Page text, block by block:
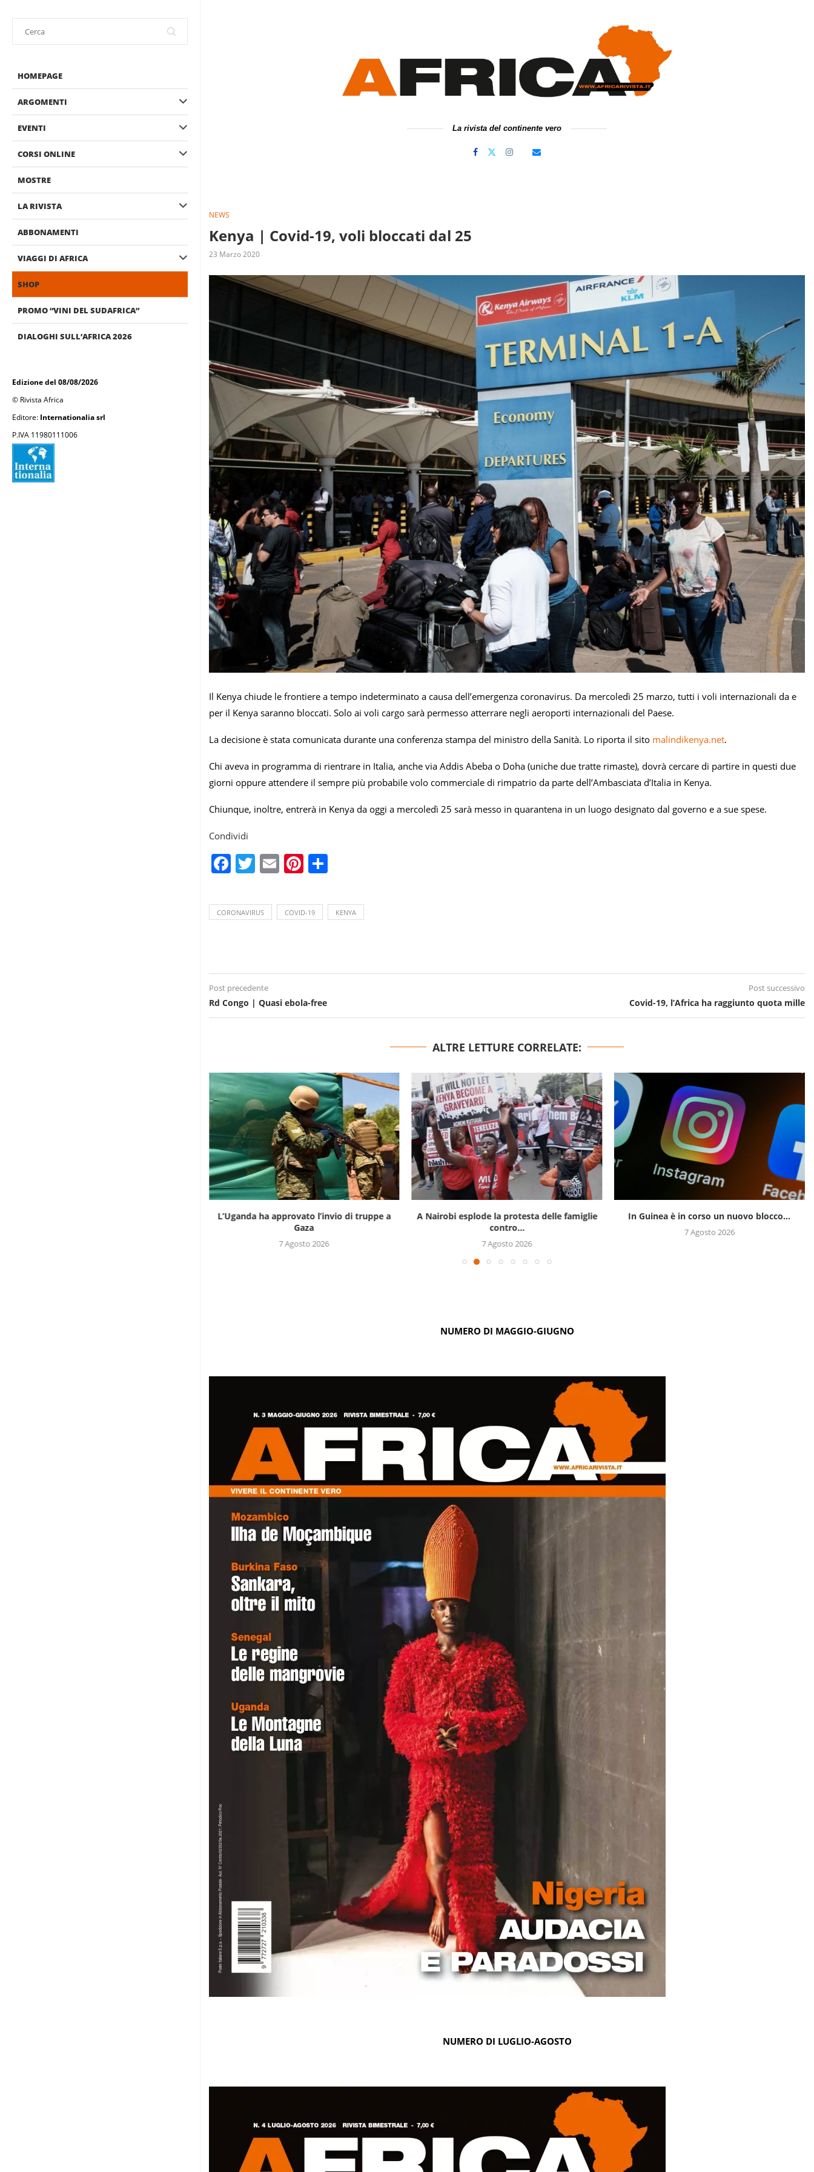
HOMEPAGE
ARGOMENTI
EVENTI
CORSI ONLINE
MOSTRE
LA RIVISTA
ABBONAMENTI
VIAGGI DI AFRICA
SHOP
PROMO “VINI DEL SUDAFRICA”
DIALOGHI SULL’AFRICA 2026
Edizione del 08/08/2026
© Rivista Africa
Editore: Internationalia srl
P.IVA 11980111006
La rivista del continente vero
NEWS
Kenya | Covid-19, voli bloccati dal 25
23 Marzo 2020
Il Kenya chiude le frontiere a tempo indeterminato a causa dell’emergenza coronavirus. Da mercoledì 25 marzo, tutti i voli internazionali da e
per il Kenya saranno bloccati. Solo ai voli cargo sarà permesso atterrare negli aeroporti internazionali del Paese.
La decisione è stata comunicata durante una conferenza stampa del ministro della Sanità. Lo riporta il sito malindikenya.net.
Chi aveva in programma di rientrare in Italia, anche via Addis Abeba o Doha (uniche due tratte rimaste), dovrà cercare di partire in questi due
giorni oppure attendere il sempre più probabile volo commerciale di rimpatrio da parte dell’Ambasciata d’Italia in Kenya.
Chiunque, inoltre, entrerà in Kenya da oggi a mercoledì 25 sarà messo in quarantena in un luogo designato dal governo e a sue spese.
Condividi
Facebook
Twitter
EmailPinterest
CORONAVIRUS COVID-19 KENYA
Post precedente
Rd Congo | Quasi ebola-free
Post successivo
Covid-19, l’Africa ha raggiunto quota mille
ALTRE LETTURE CORRELATE:
L’Uganda ha approvato l’invio di truppe a
Gaza
7 Agosto 2026
A Nairobi esplode la protesta delle famiglie
contro...
7 Agosto 2026
In Guinea è in corso un nuovo blocco...
7 Agosto 2026
NUMERO DI MAGGIO-GIUGNO
NUMERO DI LUGLIO-AGOSTO